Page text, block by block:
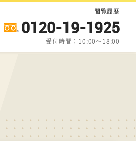
閲覧履歴
0120-19-1925
受付時間：10:00～18:00